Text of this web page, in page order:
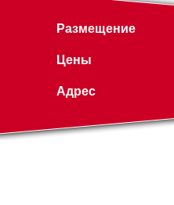
Размещение
Цены
Адрес